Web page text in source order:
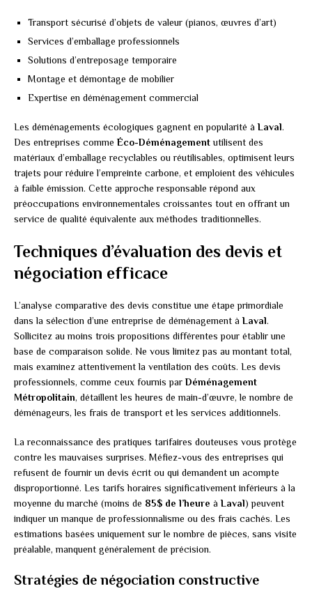
Transport sécurisé d’objets de valeur (pianos, œuvres d’art)
Services d’emballage professionnels
Solutions d’entreposage temporaire
Montage et démontage de mobilier
Expertise en déménagement commercial
Les déménagements écologiques gagnent en popularité àLaval.
Des entreprises comme Éco-Déménagementutilisent des
matériaux d’emballage recyclables ou réutilisables, optimisent leurs
trajets pour réduire l’empreinte carbone, et emploient des véhicules
à faible émission. Cette approche responsable répond aux
préoccupations environnementales croissantes tout en offrant un
service de qualité équivalente aux méthodes traditionnelles.
Techniques d’évaluation des devis et
négociation efficace
L’analyse comparative des devis constitue une étape primordiale
dans la sélection d’une entreprise de déménagement àLaval.
Sollicitez au moins trois propositions différentes pour établir une
base de comparaison solide. Ne vous limitez pas au montant total,
mais examinez attentivement la ventilation des coûts. Les devis
professionnels, comme ceux fournis par Déménagement
Métropolitain, détaillent les heures de main-d’œuvre, le nombre de
déménageurs, les frais de transport et les services additionnels.
La reconnaissance des pratiques tarifaires douteuses vous protège
contre les mauvaises surprises. Méfiez-vous des entreprises qui
refusent de fournir un devis écrit ou qui demandent un acompte
disproportionné. Les tarifs horaires significativement inférieurs à la
moyenne du marché (moins de 85$ de l’heure àLaval) peuvent
indiquer un manque de professionnalisme ou des frais cachés. Les
estimations basées uniquement sur le nombre de pièces, sans visite
préalable, manquent généralement de précision.
Stratégies de négociation constructive